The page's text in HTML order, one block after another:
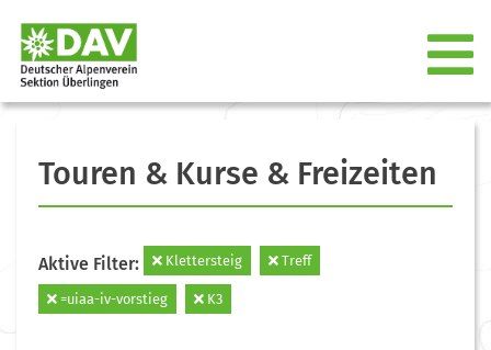
Touren & Kurse & Freizeiten
Aktive Filter: Klettersteig Treff
=uiaa-iv-vorstieg K3